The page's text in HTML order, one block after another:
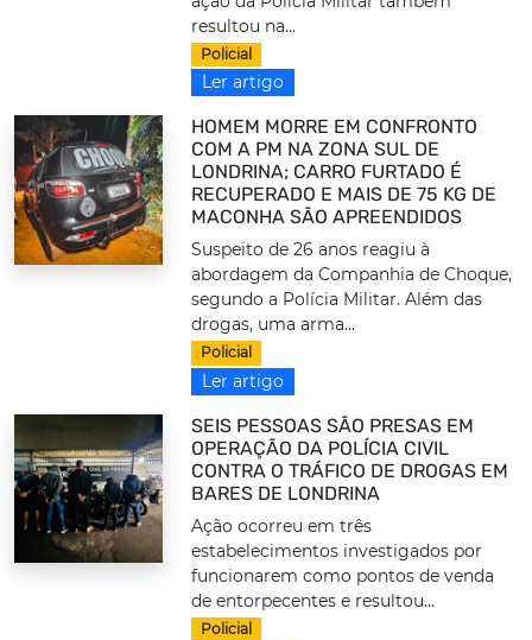
resultou na...
Policial
Ler artigo
HOMEM MORRE EM CONFRONTO
COM A PM NA ZONA SUL DE
LONDRINA; CARRO FURTADO É
RECUPERADO E MAIS DE 75 KG DE
MACONHA SÃO APREENDIDOS
Suspeito de 26 anos reagiu à
abordagem da Companhia de Choque,
segundo a Polícia Militar. Além das
drogas, uma arma...
Policial
Ler artigo
SEIS PESSOAS SÃO PRESAS EM
OPERAÇÃO DA POLÍCIA CIVIL
CONTRA O TRÁFICO DE DROGAS EM
BARES DE LONDRINA
Ação ocorreu em três
estabelecimentos investigados por
funcionarem como pontos de venda
de entorpecentes e resultou...
Policial